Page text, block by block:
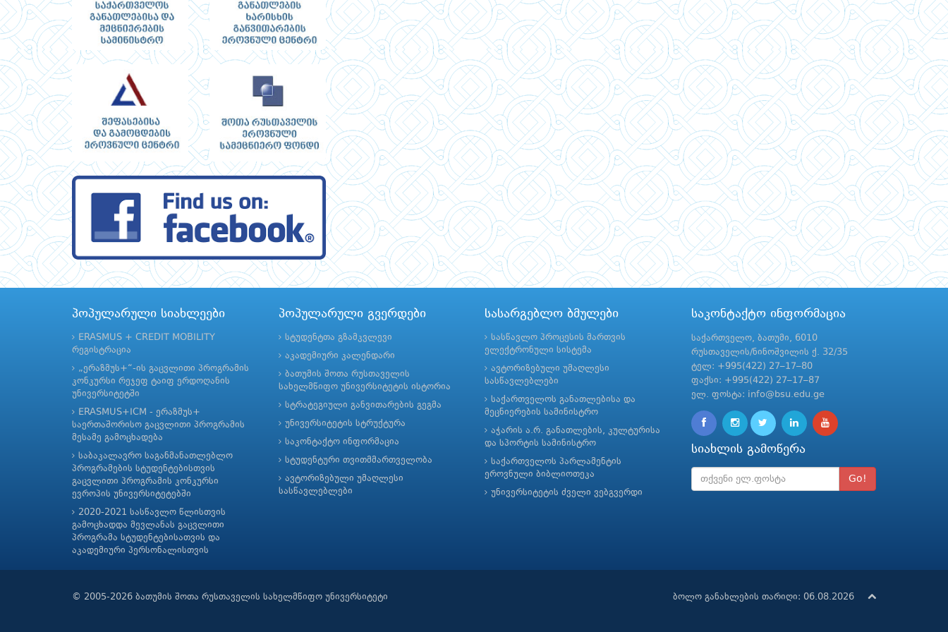
პოპულარული სიახლეები
ERASMUS + CREDIT MOBILITY
რეგისტრაცია
„ერაზმუს+“-ის გაცვლითი პროგრამის
კონკურსი რეჯეფ ტაიფ ერდოღანის
უნივერსიტეტში
ERASMUS+ICM - ერაზმუს+
საერთაშორისო გაცვლითი პროგრამის
მესამე გამოცხადება
საბაკალავრო საგანმანათლებლო
პროგრამების სტუდენტებისთვის
გაცვლითი პროგრამის კონკურსი
ევროპის უნივერსიტეტებში
2020-2021 სასწავლო წლისთვის
გამოცხადდა მევლანას გაცვლითი
პროგრამა სტუდენტებისათვის და
აკადემიური პერსონალისთვის
პოპულარული გვერდები
სტუდენტთა გზამკვლევი
აკადემიური კალენდარი
ბათუმის შოთა რუსთაველის
სახელმწიფო უნივერსიტეტის ისტორია
სტრატეგიული განვითარების გეგმა
უნივერსიტეტის სტრუქტურა
საკონტაქტო ინფორმაცია
სტუდენტური თვითმმართველობა
ავტორიზებული უმაღლესი
სასწავლებლები
სასარგებლო ბმულები
სასწავლო პროცესის მართვის
ელექტრონული სისტემა
ავტორიზებული უმაღლესი
სასწავლებლები
საქართველოს განათლებისა და
მეცნიერების სამინისტრო
აჭარის ა.რ. განათლების, კულტურისა
და სპორტის სამინისტრო
საქართველოს პარლამენტის
ეროვნული ბიბლიოთეკა
უნივერსიტეტის ძველი ვებგვერდი
საკონტაქტო ინფორმაცია
საქართველო, ბათუმი, 6010
რუსთაველის/ნინოშვილის ქ. 32/35
ტელ: +995(422) 27–17–80
ფაქსი: +995(422) 27–17–87
ელ. ფოსტა: info@bsu.edu.ge
სიახლის გამოწერა
Go!
© 2005-2026 ბათუმის შოთა რუსთაველის სახელმწიფო უნივერსიტეტი ბოლო განახლების თარიღი: 06.08.2026